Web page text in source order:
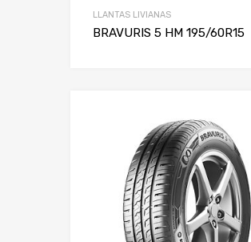
LLANTAS LIVIANAS
BRAVURIS 5 HM 195/60R15